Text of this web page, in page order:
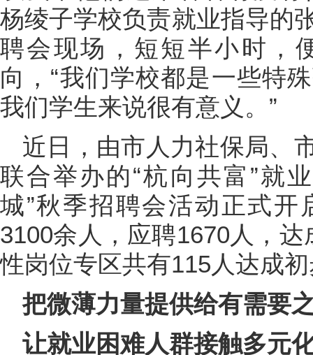
杨绫子学校负责就业指导的
聘会现场，短短半小时，
向，“我们学校都是一些特
我们学生来说很有意义。”
近日，由市人力社保局、
联合举办的“杭向共富”就
城”秋季招聘会活动正式
3100余人，应聘1670人，
性岗位专区共有115人达成
把微薄力量提供给有需要
让就业困难人群接触多元